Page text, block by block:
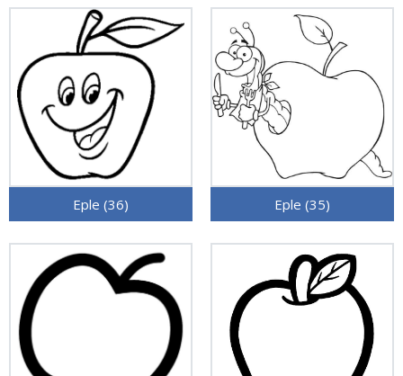
Eple (36) Eple (35)